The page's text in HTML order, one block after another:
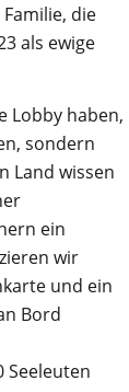
die
als ewige
Lobby haben,
sondern
Land wissen
ein
wir
und ein
Bord
Seeleuten